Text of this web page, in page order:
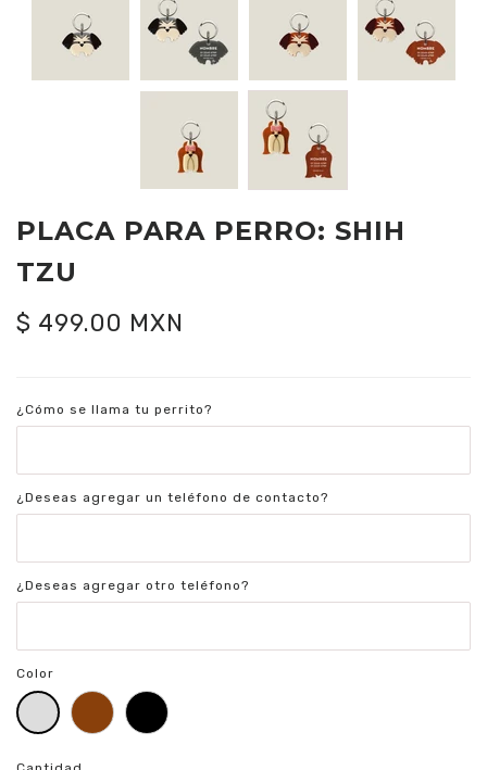
PLACA PARA PERRO: SHIH
TZU
$ 499.00 MXN
¿Cómo se llama tu perrito?
¿Deseas agregar un teléfono de contacto?
¿Deseas agregar otro teléfono?
Color